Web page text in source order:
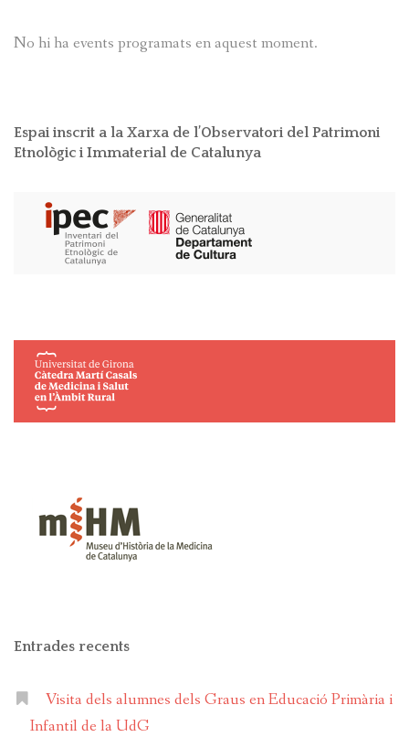
No hi ha events programats en aquest moment.
Espai inscrit a la Xarxa de l’Observatori del Patrimoni
Etnològic i Immaterial de Catalunya
Entrades recents
Visita dels alumnes dels Graus en Educació Primària i
Infantil de la UdG